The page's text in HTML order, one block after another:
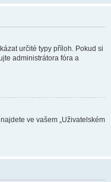
určité typy příloh. Pokud si
administrátora fóra a
ve vašem „Uživatelském